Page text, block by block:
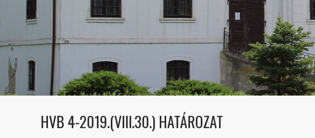
HVB 4-2019.(VIII.30.) HATÁROZAT